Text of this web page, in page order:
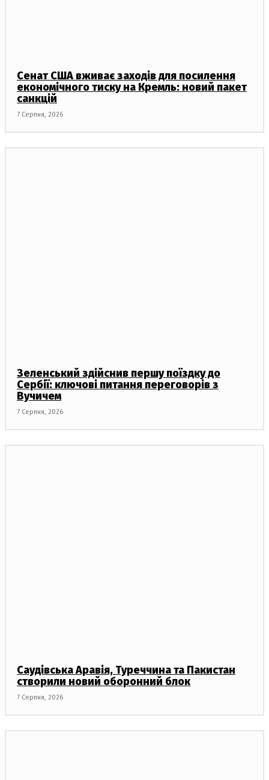
Сенат США вживає заходів для посилення
економічного тиску на Кремль: новий пакет
санкцій
7 Серпня, 2026
Зеленський здійснив першу поїздку до
Сербії: ключові питання переговорів з
Вучичем
7 Серпня, 2026
Саудівська Аравія, Туреччина та Пакистан
створили новий оборонний блок
7 Серпня, 2026